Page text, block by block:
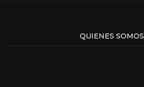
QUIENES SOMOS